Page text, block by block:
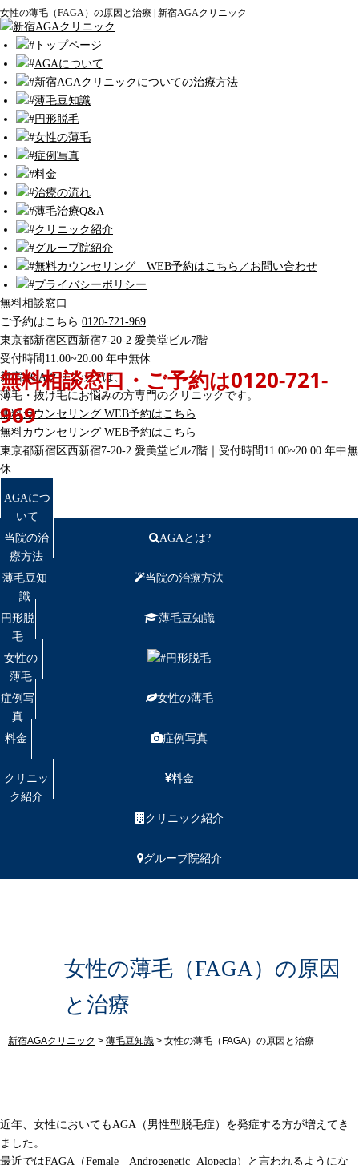
女性の薄毛（FAGA）の原因と治療 | 新宿AGAクリニック
トップページ
AGAについて
新宿AGAクリニックについての治療方法
薄毛豆知識
円形脱毛
女性の薄毛
症例写真
料金
治療の流れ
薄毛治療Q&A
クリニック紹介
グループ院紹介
無料カウンセリング WEB予約はこちら／お問い合わせ
プライバシーポリシー
無料相談窓口
ご予約はこちら 0120-721-969
東京都新宿区西新宿7-20-2 愛美堂ビル7階
受付時間11:00~20:00 年中無休
無料相談窓口・ご予約は0120-721-
969
新宿AGAクリニックは、
薄毛・抜け毛にお悩みの方専門のクリニックです。
無料カウンセリング WEB予約はこちら
無料カウンセリング WEB予約はこちら
東京都新宿区西新宿7-20-2 愛美堂ビル7階｜ 受付時間11:00~20:00 年中無
休
AGAにつ
いて
当院の治
療方法
薄毛豆知
識
円形脱
毛
女性の
薄毛
症例写
真
料金
クリニッ
ク紹介
AGAとは?
当院の治療方法
薄毛豆知識
円形脱毛
女性の薄毛
症例写真
料金
クリニック紹介
グループ院紹介
女性の薄毛（FAGA）の原因
と治療
新宿AGAクリニック > 薄毛豆知識 > 女性の薄毛（FAGA）の原因と治療
近年、女性においてもAGA（男性型脱毛症）を発症する方が増えてき
ました。
最近ではFAGA（Female Androgenetic Alopecia）と言われるようにな